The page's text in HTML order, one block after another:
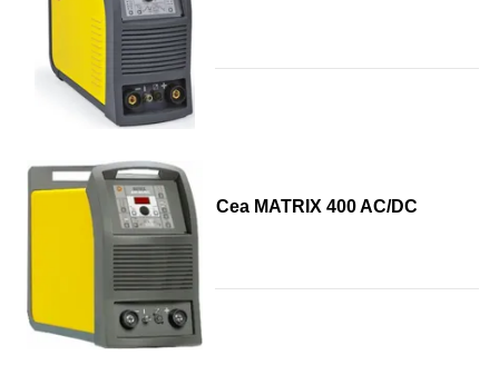
Cea MATRIX 400 AC/DC